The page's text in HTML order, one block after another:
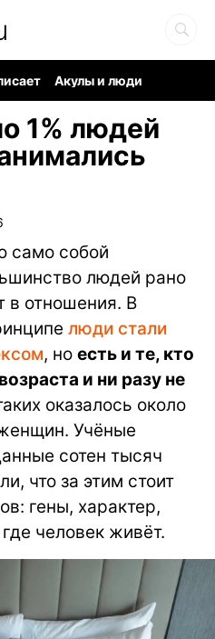
Акулы и люди
1% людей
само собой
людей рано
в отношения. В
люди стали
, но есть и те, кто
и ни разу не
оказалось около
Учёные
сотен тысяч
что за этим стоит
гены, характер,
человек живёт.